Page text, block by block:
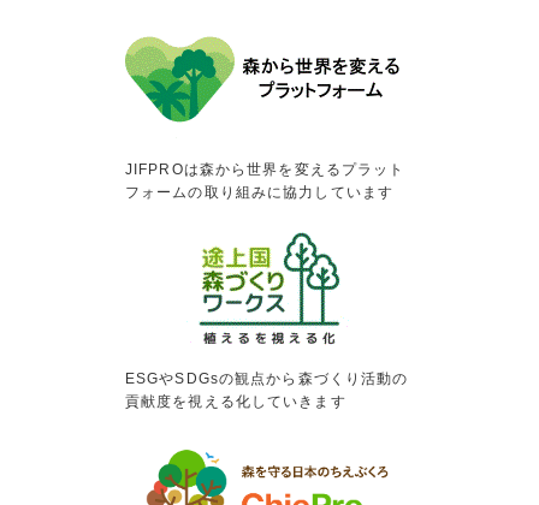
JIFPROは森から世界を変えるプラット
フォームの取り組みに協力しています
ESGやSDGsの観点から森づくり活動の
貢献度を視える化していきます